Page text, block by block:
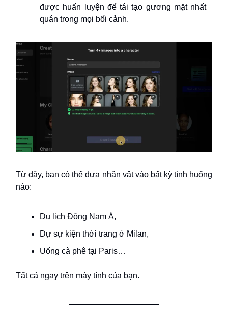
được huấn luyện để tái tạo gương mặt nhất
quán trong mọi bối cảnh.
Từ đây, bạn có thể đưa nhân vật vào bất kỳ tình huống
nào:
Du lịch Đông Nam Á,
Dự sự kiện thời trang ở Milan,
Uống cà phê tại Paris…
Tất cả ngay trên máy tính của bạn.